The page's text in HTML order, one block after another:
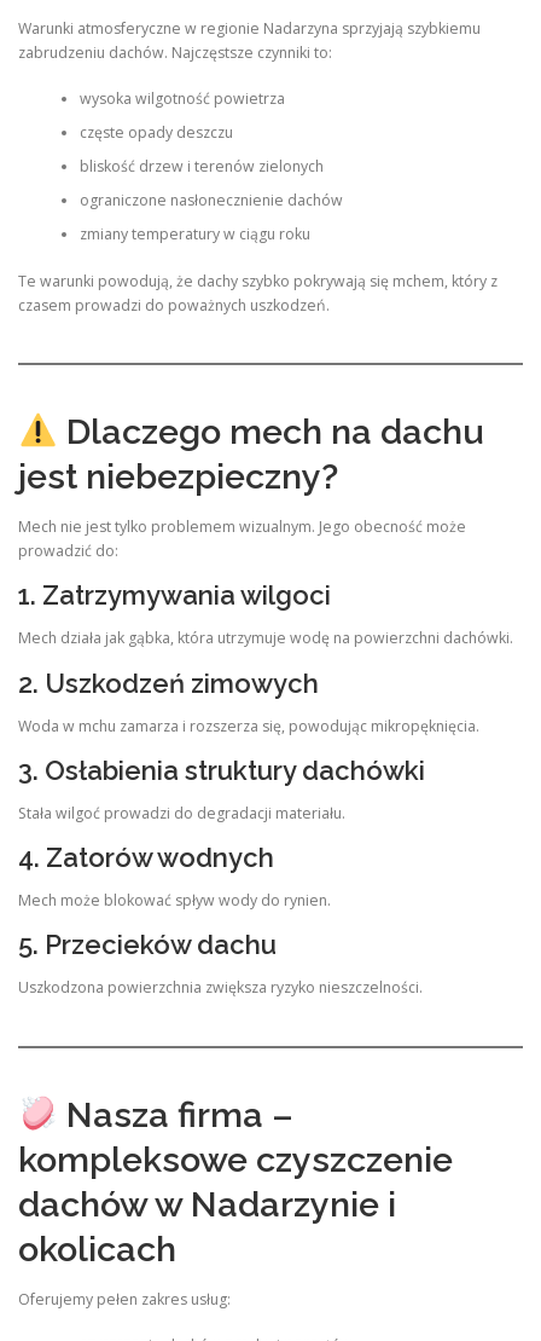
Warunki atmosferyczne w regionie Nadarzyna sprzyjają szybkiemu
zabrudzeniu dachów. Najczęstsze czynniki to:
wysoka wilgotność powietrza
częste opady deszczu
bliskość drzew i terenów zielonych
ograniczone nasłonecznienie dachów
zmiany temperatury w ciągu roku
Te warunki powodują, że dachy szybko pokrywają się mchem, który z
czasem prowadzi do poważnych uszkodzeń.
Dlaczego mech na dachu
jest niebezpieczny?
Mech nie jest tylko problemem wizualnym. Jego obecność może
prowadzić do:
1. Zatrzymywania wilgoci
Mech działa jak gąbka, która utrzymuje wodę na powierzchni dachówki.
2. Uszkodzeń zimowych
Woda w mchu zamarza i rozszerza się, powodując mikropęknięcia.
3. Osłabienia struktury dachówki
Stała wilgoć prowadzi do degradacji materiału.
4. Zatorów wodnych
Mech może blokować spływ wody do rynien.
5. Przecieków dachu
Uszkodzona powierzchnia zwiększa ryzyko nieszczelności.
Nasza firma –
kompleksowe czyszczenie
dachów w Nadarzynie i
okolicach
Oferujemy pełen zakres usług: